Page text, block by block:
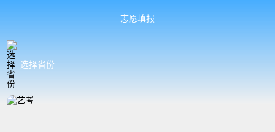
志愿填报
选择省份